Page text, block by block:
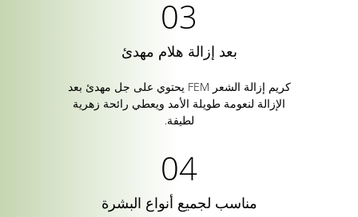
بعد إزالة هلام مهدئ
كريم إزالة الشعر FEM يحتوي على جل مهدئ بعد
الإزالة لنعومة طويلة الأمد ويعطي رائحة زهرية
لطيفة.
مناسب لجميع أنواع البشرة